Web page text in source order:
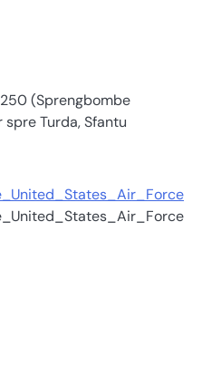
(Sprengbombe
Turda, Sfantu